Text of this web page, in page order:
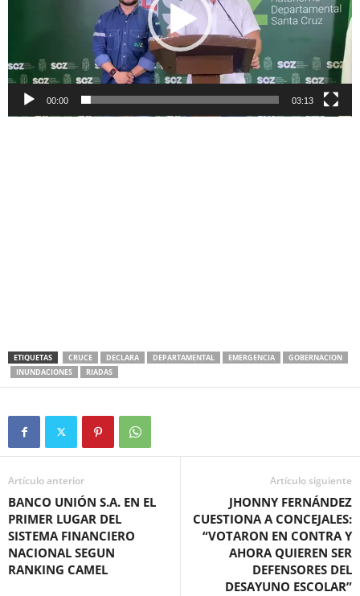
00:00 03:13
ETIQUETAS CRUCE DECLARA DEPARTAMENTAL EMERGENCIA
GOBERNACION
INUNDACIONES
RIADAS
Artículo anterior
BANCO UNIÓN S.A. EN EL
PRIMER LUGAR DEL
SISTEMA FINANCIERO
NACIONAL SEGUN
RANKING CAMEL
Artículo siguiente
JHONNY FERNÁNDEZ
CUESTIONA A CONCEJALES:
“VOTARON EN CONTRA Y
AHORA QUIEREN SER
DEFENSORES DEL
DESAYUNO ESCOLAR”